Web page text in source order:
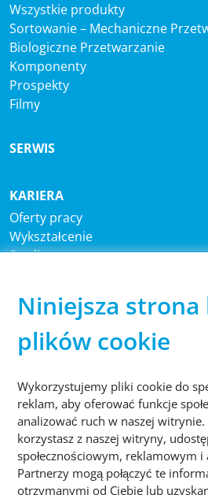
Niniejsza strona
plików cookie
Wykorzystujemy pliki cookie do
reklam, aby oferować funkcje
analizować ruch w naszej
korzystasz z naszej witryny,
społecznościowym, reklamowym i
Partnerzy mogą połączyć te
otrzymanymi od Ciebie lub
Wszystkie produkty
Sortowanie – Mechaniczne
Biologiczne Przetwarzanie
Komponenty
Prospekty
Filmy
SERWIS
KARIERA
Oferty pracy
Wykształcenie
Studia
CENTRALA
®
RecyclingTechnik GmbH
Paffrather Str. 102-116
51465 Bergisch Gladbach
Niemcy
TELEFON
+49 2202 2005 01